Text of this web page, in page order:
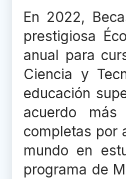
En 2022,
prestigiosa
anual para
Ciencia y
educación
acuerdo
completas por
mundo en
programa de